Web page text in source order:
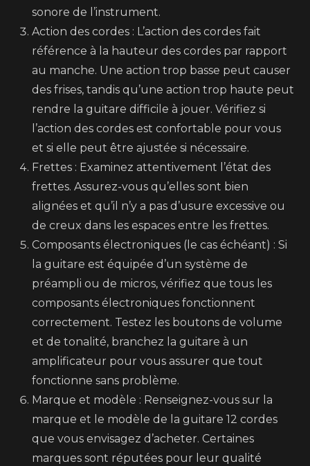
sonore de l’instrument.
Action des cordes : L’action des cordes fait
référence à la hauteur des cordes par rapport
au manche. Une action trop basse peut causer
des frises, tandis qu’une action trop haute peut
rendre la guitare difficile à jouer. Vérifiez si
l’action des cordes est confortable pour vous
et si elle peut être ajustée si nécessaire.
Frettes : Examinez attentivement l’état des
frettes. Assurez-vous qu’elles sont bien
alignées et qu’il n’y a pas d’usure excessive ou
de creux dans les espaces entre les frettes.
Composants électroniques (le cas échéant) : Si
la guitare est équipée d’un système de
préampli ou de micros, vérifiez que tous les
composants électroniques fonctionnent
correctement. Testez les boutons de volume
et de tonalité, branchez la guitare à un
amplificateur pour vous assurer que tout
fonctionne sans problème.
Marque et modèle : Renseignez-vous sur la
marque et le modèle de la guitare 12 cordes
que vous envisagez d’acheter. Certaines
marques sont réputées pour leur qualité